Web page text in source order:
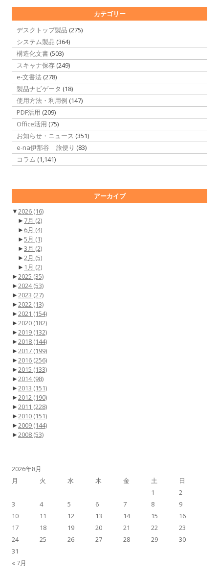
カテゴリー
デスクトップ製品 (275)
システム製品 (364)
構造化文書 (503)
スキャナ保存 (249)
e-文書法 (278)
製品ナビゲータ (18)
使用方法・利用例 (147)
PDF活用 (209)
Office活用 (75)
お知らせ・ニュース (351)
e-na伊那谷 旅便り (83)
コラム (1,141)
アーカイブ
▼2026 (16)
► 7月 (2)
► 6月 (4)
►5月 (1)
►3月 (2)
►2月 (5)
► 1月 (2)
►2025 (35)
►2024(53)
►2023 (27)
►2022 (13)
►2021 (154)
►2020 (182)
►2019 (132)
►2018 (144)
►2017 (199)
►2016 (256)
►2015 (133)
►2014(98)
►2013 (151)
►2012 (190)
►2011 (228)
►2010 (151)
►2009 (144)
►2008 (53)
2026年8月
月
火 水 木 金 土 日
« 7月
1
2
3
4 5 6 7 8
9
10
11 12 13 14 15
16
17
18 19 20 21 22
23
24
25 26 27 28 29
30
31